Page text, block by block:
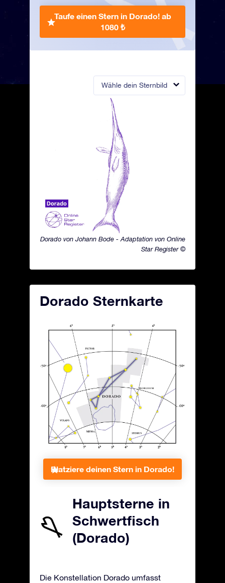
Wähle dein Sternbild
Dorado von Johann Bode - Adaptation von Online
Star Register ©
Taufe einen Stern in Dorado! ab
1080 ₺
Dorado Sternkarte
Platziere deinen Stern in Dorado!
Hauptsterne in
Schwertfisch
(Dorado)
Die Konstellation Dorado umfasst